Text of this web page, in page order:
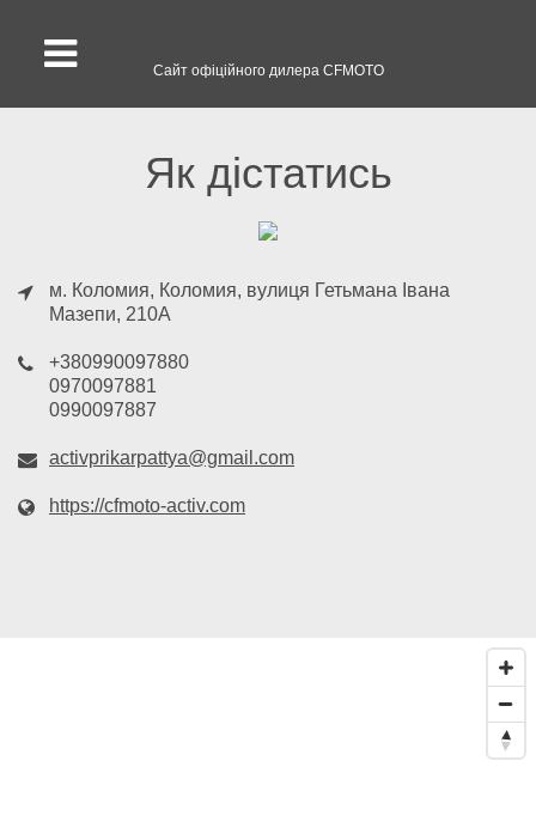
Сайт офіційного дилера CFMOTO
Як дістатись
м. Коломия, Коломия, вулиця Гетьмана Івана
Мазепи, 210А
+380990097880
0970097881
0990097887
activprikarpattya@gmail.com
https://cfmoto-activ.com